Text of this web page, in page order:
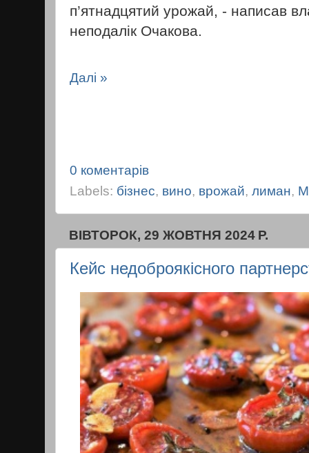
п’ятнадцятий урожай, - написав
неподалік Очакова.
Далі »
0 коментарів
Labels: бізнес, вино, врожай, лиман,
ВІВТОРОК, 29 ЖОВТНЯ 2024 Р.
Кейс недоброякісного